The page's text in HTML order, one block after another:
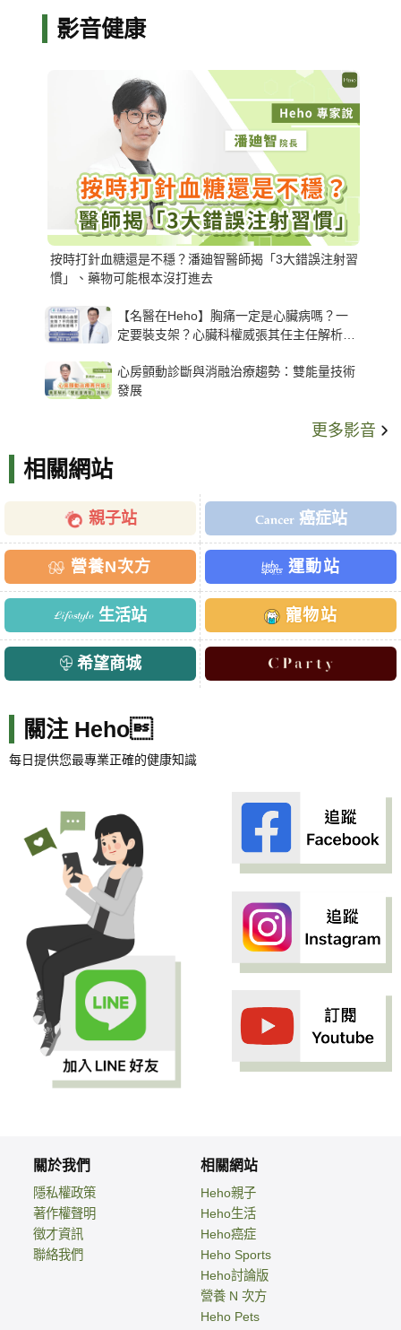
影音健康
按時打針血糖還是不穩？潘廸智醫師揭「3大錯誤注射習
慣」、藥物可能根本沒打進去
【名醫在Heho】胸痛一定是心臟病嗎？一
定要裝支架？心臟科權威張其任主任解析支
心房顫動診斷與消融治療趨勢：雙能量技術
發展
更多影音
相關網站
親子站 癌症站
營養N次方 運動站
生活站 寵物站
希望商城
關注 Heho
每日提供您最專業正確的健康知識
關於我們
隱私權政策
著作權聲明
徵才資訊
聯絡我們
相關網站
Heho親子
Heho生活
Heho癌症
Heho Sports
Heho討論版
營養 N 次方
Heho Pets